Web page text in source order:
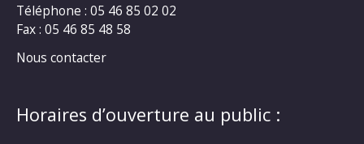
Téléphone : 05 46 85 02 02
Fax : 05 46 85 48 58
Nous contacter
Horaires d’ouverture au public :